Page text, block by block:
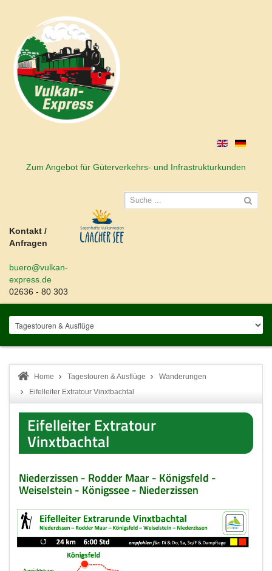
Zum Angebot für Güterverkehrs- und Infrastrukturkunden
Kontakt /
Anfragen
buero@vulkan-
express.de
02636 - 80 303
Home Tagestouren & Ausflüge
Wanderungen
Eifelleiter Extratour Vinxtbachtal
Eifelleiter Extratour
Vinxtbachtal
Niederzissen - Rodder Maar - Königsfeld -
Weiselstein - Königssee - Niederzissen